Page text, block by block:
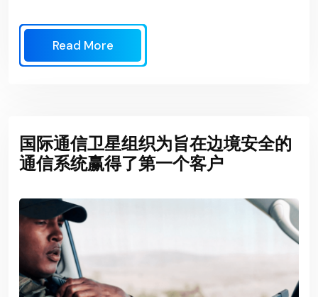
Read More
国际通信卫星组织为旨在边境安全的
通信系统赢得了第一个客户